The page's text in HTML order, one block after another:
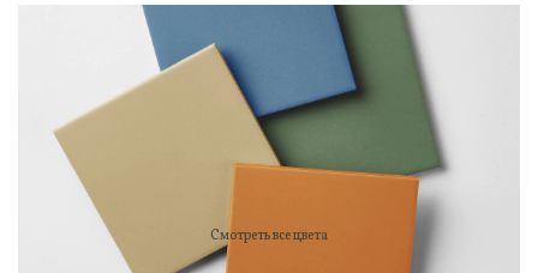
Смотреть все цвета